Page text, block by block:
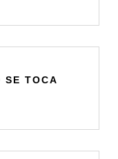
SE TOCA